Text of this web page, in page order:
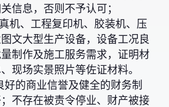
信息，否则不予认可；
机、工程复印机、胶装机、压
文大型生产设备，设备工况良
制作及施工服务需求，证明材
现场实景照片等佐证材料。
好的商业信誉及健全的财务制
不存在被责令停业、财产被接